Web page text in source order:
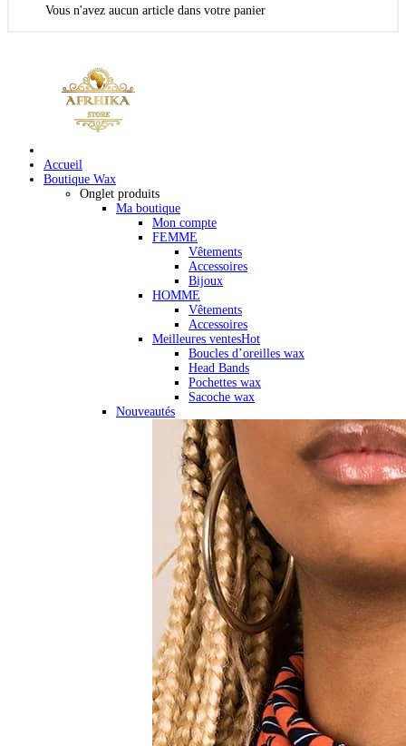
Vous n'avez aucun article dans votre panier
Accueil
Boutique Wax
Onglet produits
Ma boutique
Mon compte
FEMME
Vêtements
Accessoires
Bijoux
HOMME
Vêtements
Accessoires
Meilleures ventesHot
Boucles d’oreilles wax
Head Bands
Pochettes wax
Sacoche wax
Nouveautés